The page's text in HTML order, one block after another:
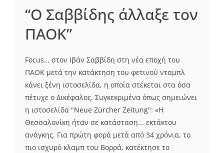
“Ο Σαββίδης άλλαξε τον
ΠΑΟΚ”
Focus… στον Ιβάν Σαββίδη στη νέα εποχή του
ΠΑΟΚ μετά την κατάκτηση του φετινού νταμπλ
κάνει ξένη ιστοσελίδα, η οποία στέκεται στα όσα
πέτυχε ο Δικέφαλος. Συγκεκριμένα όπως σημειώνει
η ιστοσελίδα "Neue Zürcher Zeitung": «Η
Θεσσαλονίκη ήταν σε κατάσταση... εκτάκτου
ανάγκης. Για πρώτη φορά μετά από 34 χρόνια, το
πιο ισχυρό κλαμπ του Βορρά, κατέκτησε το